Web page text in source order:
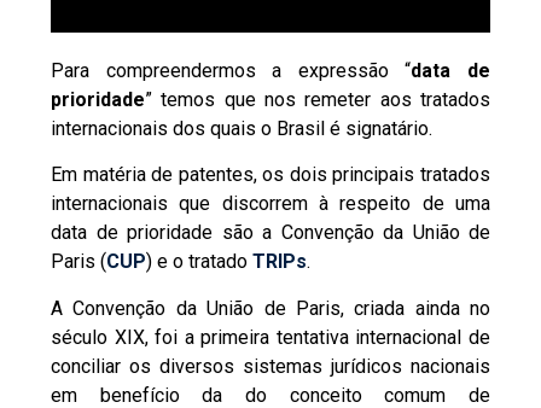
Para compreendermos a expressão “data de
prioridade” temos que nos remeter aos tratados
internacionais dos quais o Brasil é signatário.
Em matéria de patentes, os dois principais tratados
internacionais que discorrem à respeito de uma
data de prioridade são a Convenção da União de
Paris (CUP) e o tratado TRIPs.
A Convenção da União de Paris, criada ainda no
século XIX, foi a primeira tentativa internacional de
conciliar os diversos sistemas jurídicos nacionais
em benefício da do conceito comum de